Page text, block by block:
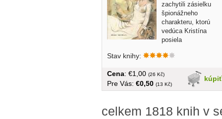
zachytili zásielku
špionážneho
charakteru, ktorú
vedúca Kristína
posiela
Stav knihy:
kúpiť
Cena: €1,00 (26 Kč)
Pre Vás: €0,50 (13 Kč)
celkem 1818 knih v